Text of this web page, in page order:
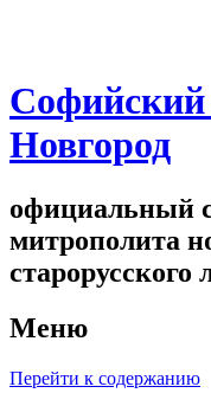
Софийский
Новгород
официальный
митрополита
старорусского
Меню
Перейти к содержанию